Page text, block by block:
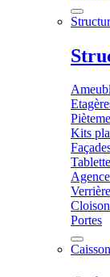
Kits
Portes